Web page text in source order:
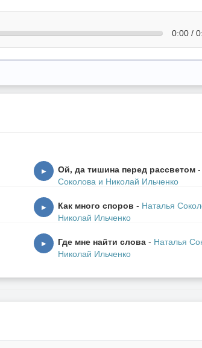
0:00 /
▶ Ой, да тишина перед рассветом -
Соколова и Николай Ильченко
▶ Как много споров - Наталья
Николай Ильченко
▶ Где мне найти слова - Наталья
Николай Ильченко